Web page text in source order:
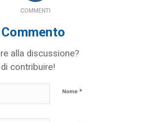
COMMENTI
alla discussione?
contribuire!
Nome *